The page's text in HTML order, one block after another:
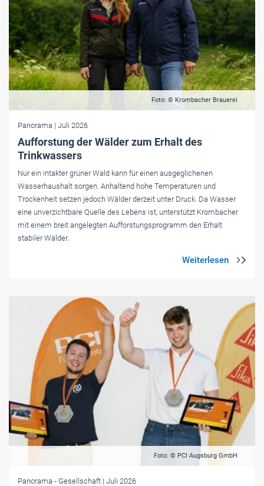
Foto: © Krombacher Brauerei
Panorama | Juli 2026
Aufforstung der Wälder zum Erhalt des
Trinkwassers
Nur ein intakter grüner Wald kann für einen ausgeglichenen
Wasserhaushalt sorgen. Anhaltend hohe Temperaturen und
Trockenheit setzen jedoch Wälder derzeit unter Druck. Da Wasser
eine unverzichtbare Quelle des Lebens ist, unterstützt Krombacher
mit einem breit angelegten Aufforstungsprogramm den Erhalt
stabiler Wälder.
Foto: © PCI Augsburg GmbH
Panorama - Gesellschaft | Juli 2026